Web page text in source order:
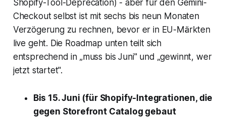
Shopify-Tool-Deprecation) - aber für den Gemini-
Checkout selbst ist mit sechs bis neun Monaten
Verzögerung zu rechnen, bevor er in EU-Märkten
live geht. Die Roadmap unten teilt sich
entsprechend in „muss bis Juni" und „gewinnt, wer
jetzt startet".
Bis 15. Juni (für Shopify-Integrationen, die
gegen Storefront Catalog gebaut